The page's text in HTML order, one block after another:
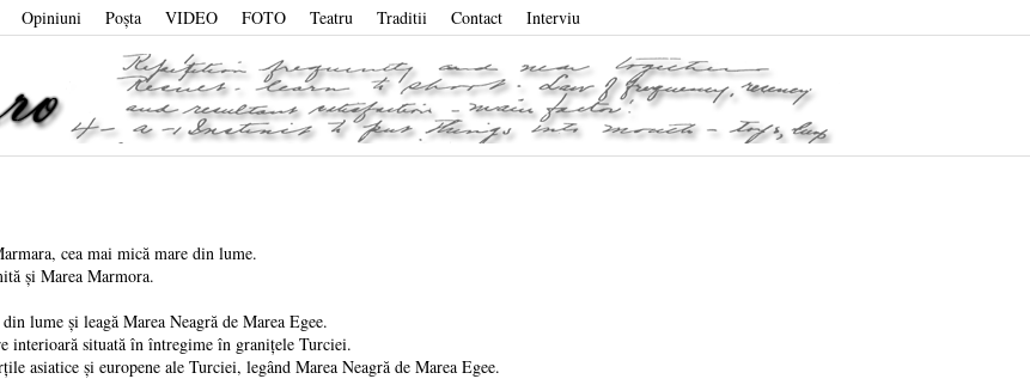
Opiniuni Poşta VIDEO FOTO Teatru Traditii Contact Interviu
cea mai mică mare din lume.
și Marea Marmora.
lume și leagă Marea Neagră de Marea Egee.
interioară situată în întregime în granițele Turciei.
asiatice și europene ale Turciei, legând Marea Neagră de Marea Egee.